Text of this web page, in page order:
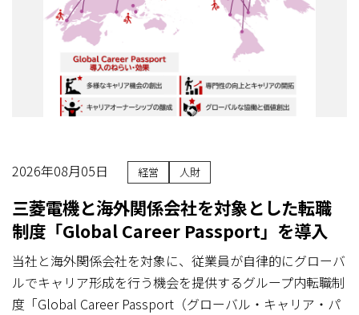
2026年08月05日 経営 人財
三菱電機と海外関係会社を対象とした転職
制度「Global Career Passport」を導入
当社と海外関係会社を対象に、従業員が自律的にグローバ
ルでキャリア形成を行う機会を提供するグループ内転職制
度「Global Career Passport（グローバル・キャリア・パ